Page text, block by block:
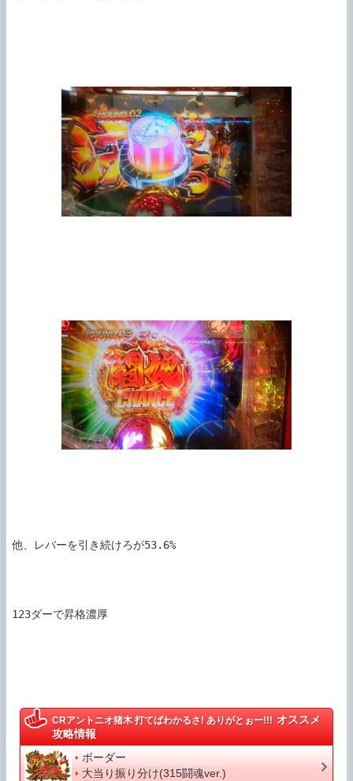
他、レバーを引き続けろが53.6%
123ダーで昇格濃厚
CRアントニオ猪木 打てばわかるさ! ありがとぉー!!! オススメ
攻略情報
ボーダー
大当り振り分け(315闘魂ver.)